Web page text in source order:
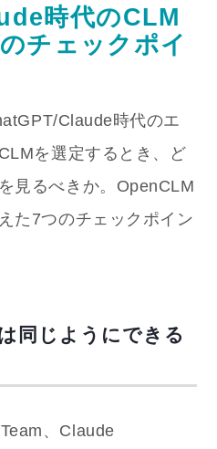
時代のCLM
チェックポイ
Claude時代のエ
を選定するとき、ど
見るべきか。OpenCLM
た7つのチェックポイン
同じようにできる
、Claude